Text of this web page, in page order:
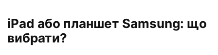
iPad або планшет Samsung: що
вибрати?